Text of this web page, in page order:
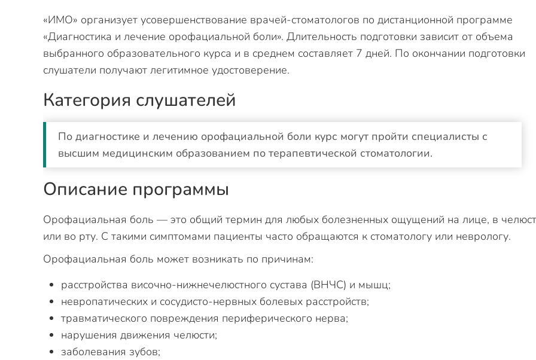
«ИМО» организует усовершенствование врачей-стоматологов по дистанционной программе
«Диагностика и лечение орофациальной боли». Длительность подготовки зависит от объема
выбранного образовательного курса и в среднем составляет 7 дней. По окончании подготовки
слушатели получают легитимное удостоверение.
Категория слушателей
По диагностике и лечению орофациальной боли курс могут пройти специалисты с
высшим медицинским образованием по терапевтической стоматологии.
Описание программы
Орофациальная боль — это общий термин для любых болезненных ощущений на лице, в
или во рту. С такими симптомами пациенты часто обращаются к стоматологу или неврологу.
Орофациальная боль может возникать по причинам:
расстройства височно-нижнечелюстного сустава (ВНЧС) и мышц;
невропатических и сосудисто-нервных болевых расстройств;
травматического повреждения периферического нерва;
нарушения движения челюсти;
заболевания зубов;